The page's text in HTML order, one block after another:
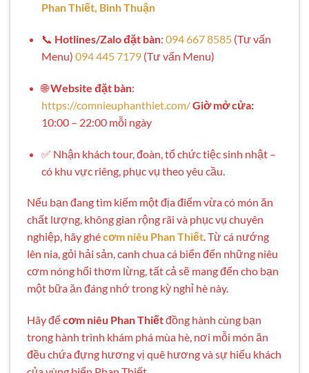
Phan Thiết, Bình Thuận
📞 Hotlines/Zalo đặt bàn: 094 667 8585(Tư vấn
Menu) 094 445 7179(Tư vấn Menu)
🌐Website đặt bàn:
https://comnieuphanthiet.com/Giờ mở cửa:
10:00 – 22:00 mỗi ngày
✅ Nhận khách tour, đoàn, tổ chức tiệc sinh nhật –
có khu vực riêng, phục vụ theo yêu cầu.
Nếu bạn đang tìm kiếm một địa điểm vừa có món ăn
chất lượng, không gian rộng rãi và phục vụ chuyên
nghiệp, hãy ghécơm niêu Phan Thiết. Từ cá nướng
lên nia, gỏi hải sản, canh chua cá biển đến những niêu
cơm nóng hổi thơm lừng, tất cả sẽ mang đến cho bạn
một bữa ăn đáng nhớ trong kỳ nghỉ hè này.
Hãy đểcơm niêu Phan Thiếtđồng hành cùng bạn
trong hành trình khám phá mùa hè, nơi mỗi món ăn
đều chứa đựng hương vị quê hương và sự hiếu khách